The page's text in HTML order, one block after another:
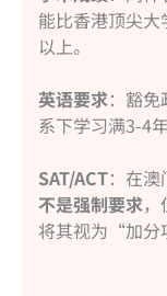
能比香港顶尖
以上。
英语要求：豁
系下学习满3-4
SAT/ACT：在
不是强制要求
将其视为“加分